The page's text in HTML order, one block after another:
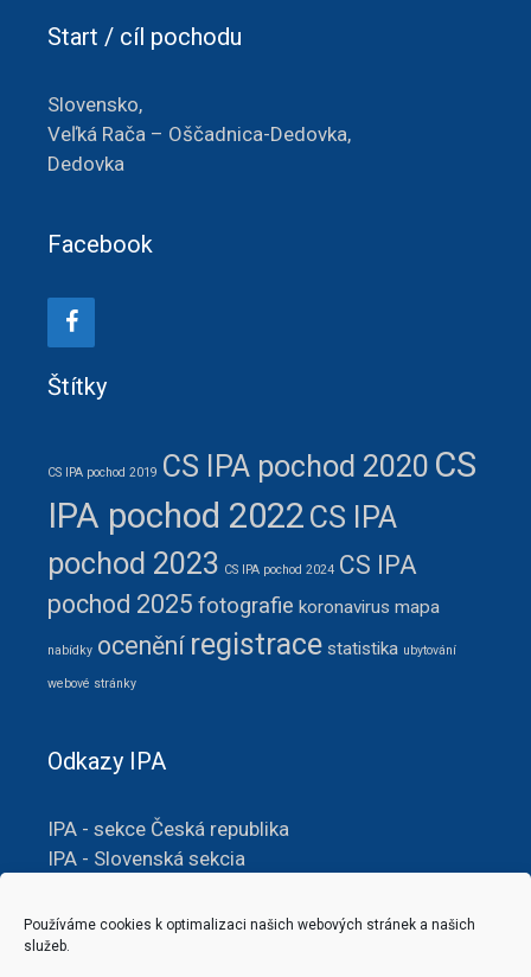
Používáme cookies k optimalizaci našich webových stránek a našich
služeb.
Start / cíl pochodu
Slovensko,
Veľká Rača – Oščadnica-Dedovka,
Dedovka
Facebook
Štítky
CS IPA pochod 2019 CS IPA pochod 2020 CS
IPA pochod 2022 CS IPA
pochod 2023 CS IPA pochod 2024 CS IPA
pochod 2025 fotografie koronavirus mapa
nabídky ocenění registrace statistika ubytování
webové stránky
Odkazy IPA
IPA - sekce Česká republika
IPA - Slovenská sekcia
Translator